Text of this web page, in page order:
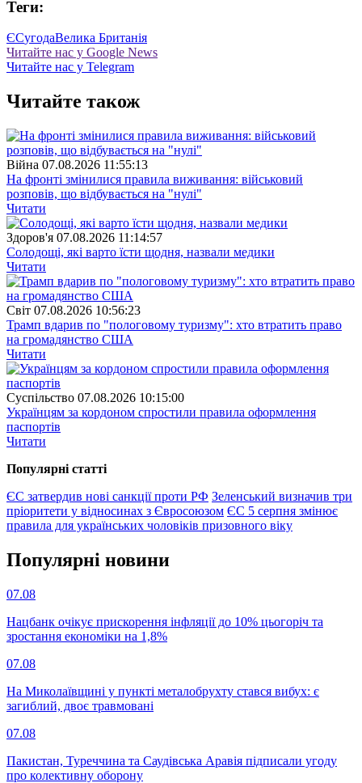
Теги:
ЄСугодаВелика Британія
Читайте нас у Google News
Читайте нас у Telegram
Читайте також
Війна 07.08.2026 11:55:13
На фронті змінилися правила виживання: військовий
розповів, що відбувається на "нулі"
Читати
Здоров'я 07.08.2026 11:14:57
Солодощі, які варто їсти щодня, назвали медики
Читати
Свiт 07.08.2026 10:56:23
Трамп вдарив по "пологовому туризму": хто втратить право
на громадянство США
Читати
Суспiльство 07.08.2026 10:15:00
Українцям за кордоном спростили правила оформлення
паспортів
Читати
Популярнi статтi
ЄС затвердив нові санкції проти РФ Зеленський визначив три
пріоритети у відносинах з Євросоюзом ЄС 5 серпня змінює
правила для українських чоловіків призовного віку
Популярнi новини
07.08
Нацбанк очікує прискорення інфляції до 10% цьогоріч та
зростання економіки на 1,8%
07.08
На Миколаївщині у пункті металобрухту стався вибух: є
загиблий, двоє травмовані
07.08
Пакистан, Туреччина та Саудівська Аравія підписали угоду
про колективну оборону